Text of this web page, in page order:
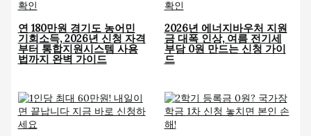
연 180만원 경기도 농어민
기회소득, 2026년 신청 자격
부터 통합지원시스템 사용
법까지 완벽 가이드
2026년 에너지바우처 지원
금 대폭 인상, 여름 전기세
부담 0원 만드는 신청 가이
드